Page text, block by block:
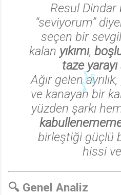
Resul Dindar
“seviyorum”
seçen bir
kalan yıkımı,
taze yarayı
Ağır gelen
ve kanayan bir
yüzden şarkı
birleştiği güçlü
hissi
🔍 Genel Analiz